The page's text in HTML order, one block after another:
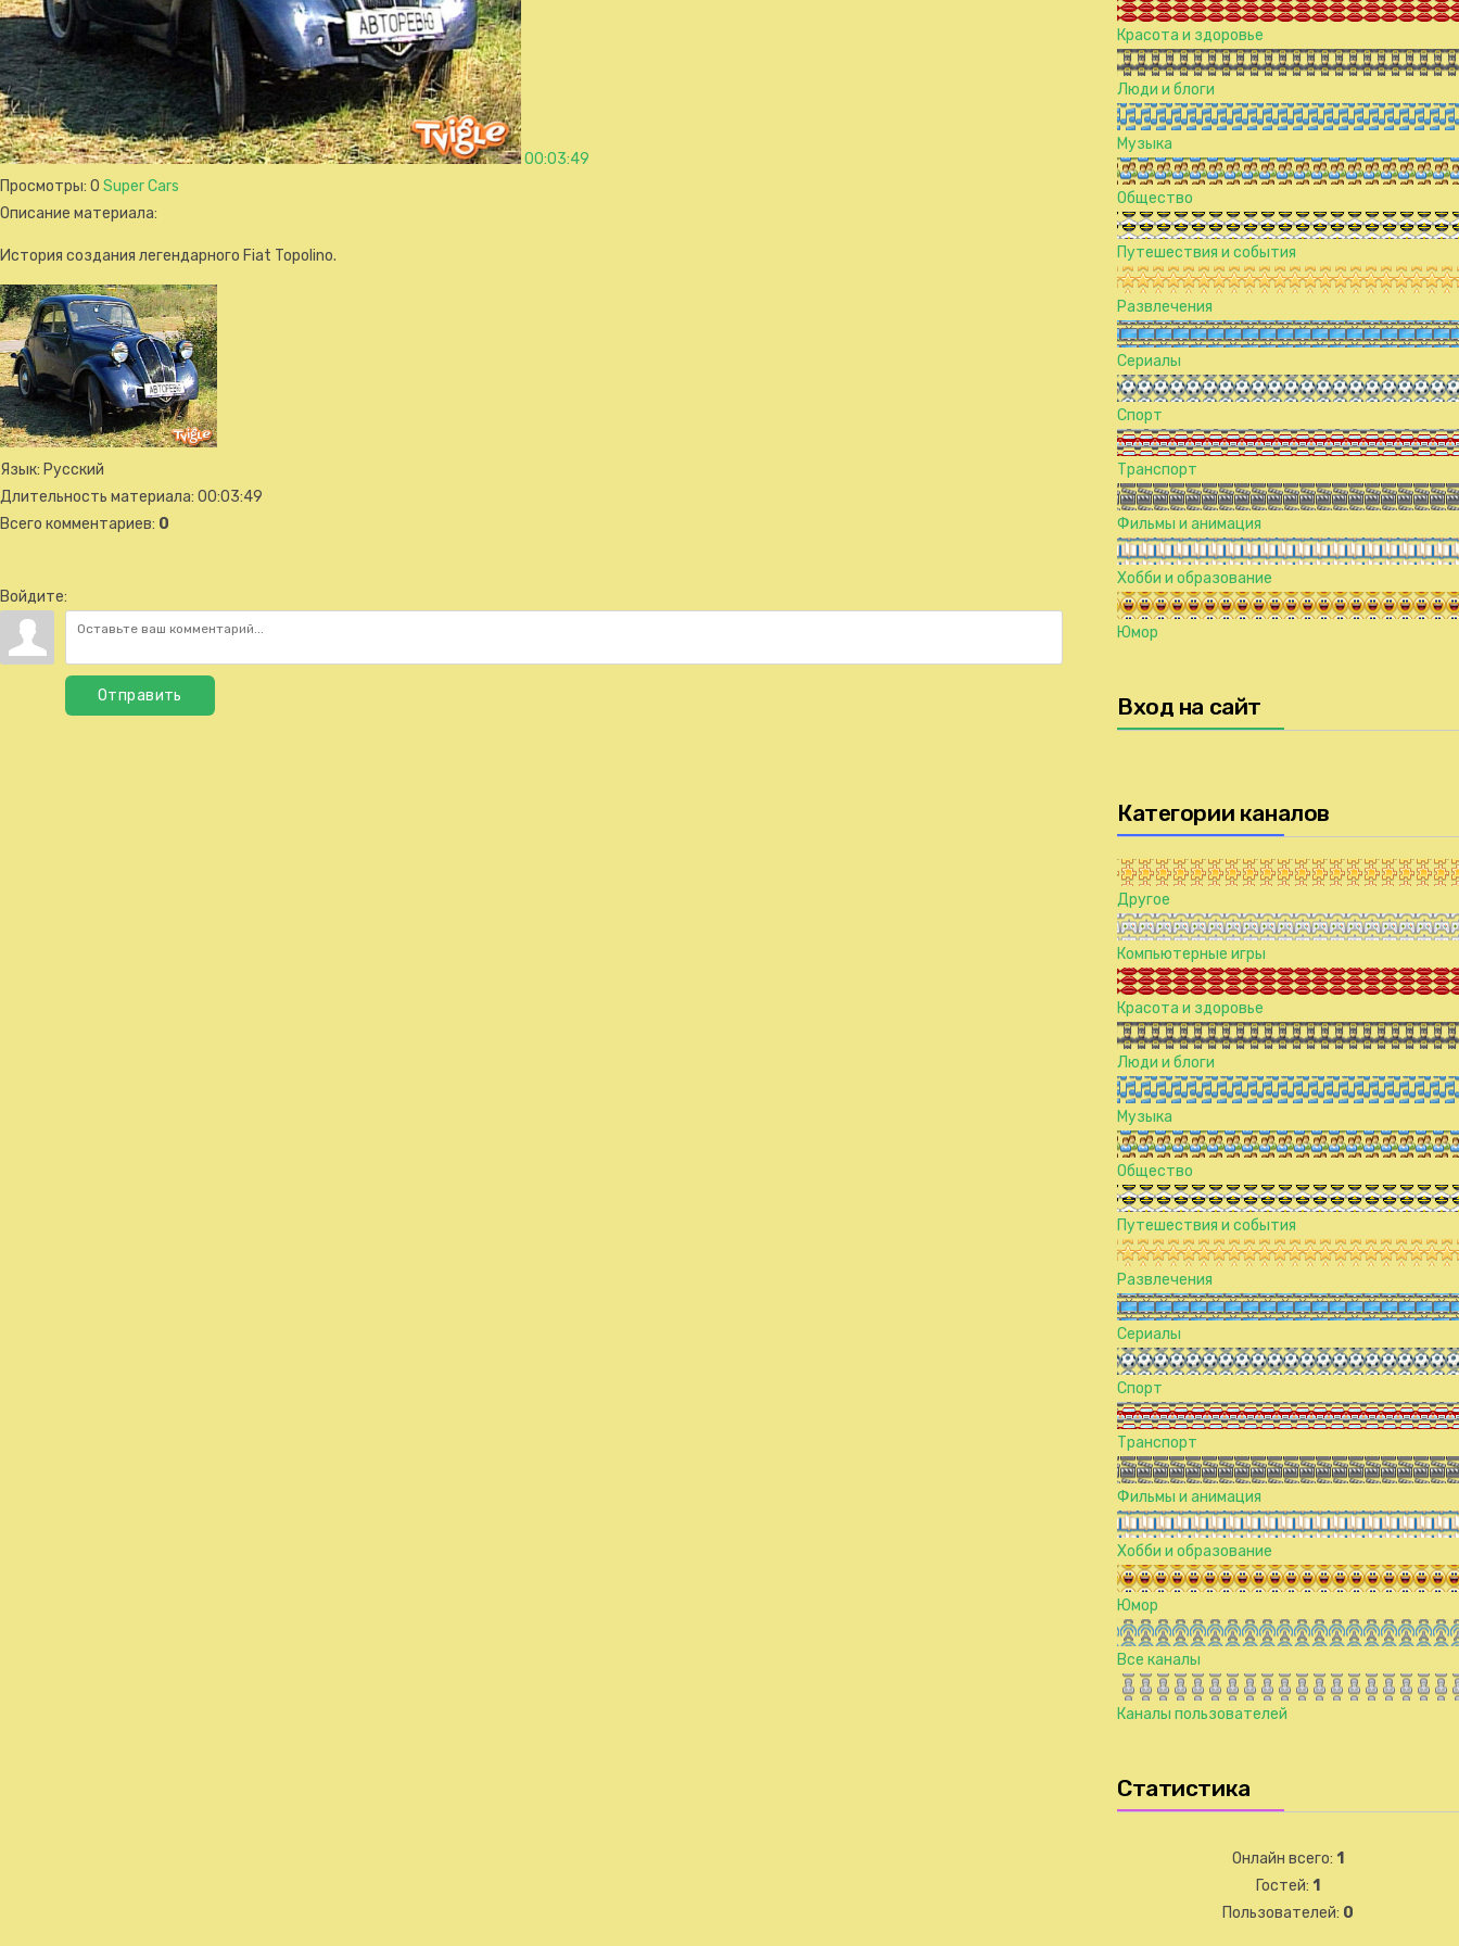
00:03:49
Просмотры: 0 Super Cars
Описание материала:
История создания легендарного Fiat Topolino.
Язык: Русский
Длительность материала: 00:03:49
Всего комментариев: 0
Войдите:
Отправить
Красота и здоровье
Люди и блоги
Музыка
Общество
Путешествия и события
Развлечения
Сериалы
Спорт
Транспорт
Фильмы и анимация
Хобби и образование
Юмор
Вход на сайт
Категории каналов
Другое
Компьютерные игры
Красота и здоровье
Люди и блоги
Музыка
Общество
Путешествия и события
Развлечения
Сериалы
Спорт
Транспорт
Фильмы и анимация
Хобби и образование
Юмор
Все каналы
Каналы пользователей
Статистика
Онлайн всего: 1
Гостей: 1
Пользователей: 0